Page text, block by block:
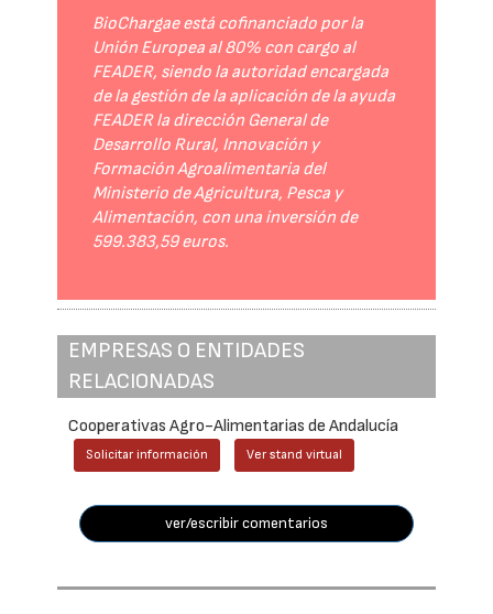
BioChargae está cofinanciado por la
Unión Europea al 80% con cargo al
FEADER, siendo la autoridad encargada
de la gestión de la aplicación de la ayuda
FEADER la dirección General de
Desarrollo Rural, Innovación y
Formación Agroalimentaria del
Ministerio de Agricultura, Pesca y
Alimentación, con una inversión de
599.383,59 euros.
EMPRESAS O ENTIDADES
RELACIONADAS
Cooperativas Agro-Alimentarias de Andalucía
Solicitar información Ver stand virtual
ver/escribir comentarios